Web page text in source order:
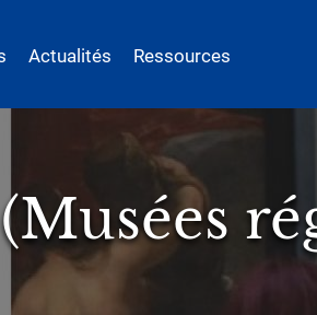
Actualités Ressources